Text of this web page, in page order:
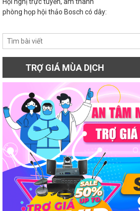
phòng họp hội thảo Bosch có dây:
MÙA DỊCH